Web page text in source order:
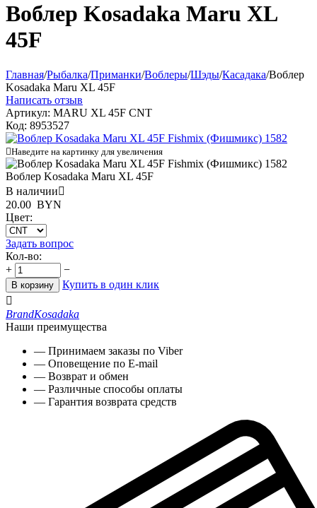
Воблер Kosadaka Maru XL
45F
Главная/Рыбалка/Приманки/Воблеры/Шэды/Касадака/Воблер
Kosadaka Maru XL 45F
Написать отзыв
Артикул: MARU XL 45F CNT
Код: 8953527
Наведите на картинку для увеличения
Воблер Kosadaka Maru XL 45F
В наличии
20.00 BYN
Цвет:
Задать вопрос
Кол-во:
+
−
В корзину
Купить в один клик

BrandKosadaka
Наши преимущества
— Принимаем заказы по Viber
— Оповещение по E-mail
— Возврат и обмен
— Различные способы оплаты
— Гарантия возврата средств